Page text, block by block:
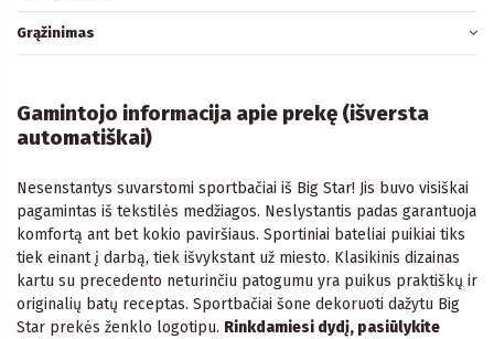
Grąžinimas
Gamintojo informacija apie prekę (išversta
automatiškai)
Nesenstantys suvarstomi sportbačiai iš Big Star! Jis buvo visiškai
pagamintas iš tekstilės medžiagos. Neslystantis padas garantuoja
komfortą ant bet kokio paviršiaus. Sportiniai bateliai puikiai tiks
tiek einant į darbą, tiek išvykstant už miesto. Klasikinis dizainas
kartu su precedento neturinčiu patogumu yra puikus praktiškų ir
originalių batų receptas. Sportbačiai šone dekoruoti dažytu Big
Star prekės ženklo logotipu. Rinkdamiesi dydį, pasiūlykite